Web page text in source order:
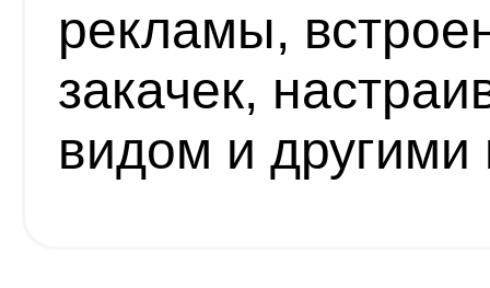
рекламы,
закачек,
видом и